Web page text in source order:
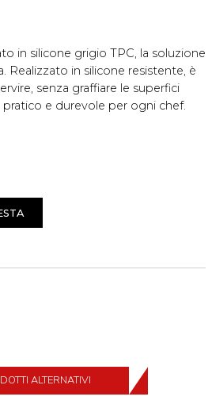
in silicone grigio TPC, la soluzione
Realizzato in silicone resistente, è
senza graffiare le superfici
e durevole per ogni chef.
ALTERNATIVI